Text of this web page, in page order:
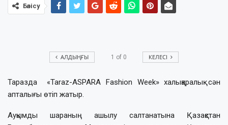
Бөлісу
АЛДЫҢҒЫ 1 of 0 КЕЛЕСІ
Таразда «Taraz-ASPARA Fashion Week» халықаралық сән
апталығы өтіп жатыр.
Ауқымды шараның ашылу салтанатына Қазақстан